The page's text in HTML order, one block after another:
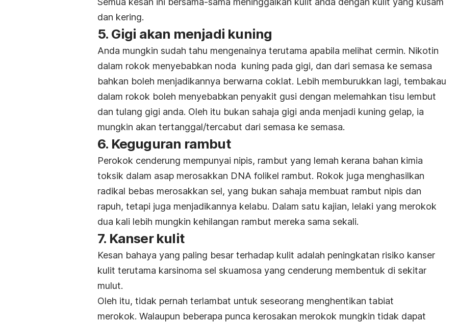
dan kering.
5. Gigi akan menjadi kuning
Anda mungkin sudah tahu mengenainya terutama apabila melihat cermin. Nikotin
dalam rokok menyebabkan noda kuning pada gigi, dan dari semasa ke semasa
bahkan boleh menjadikannya berwarna coklat. Lebih memburukkan lagi, tembakau
dalam rokok boleh menyebabkan penyakit gusi dengan melemahkan tisu lembut
dan tulang gigi anda. Oleh itu bukan sahaja gigi anda menjadi kuning gelap, ia
mungkin akan tertanggal/tercabut dari semasa ke semasa.
6. Keguguran rambut
Perokok cenderung mempunyai nipis, rambut yang lemah kerana bahan kimia
toksik dalam asap merosakkan DNA folikel rambut. Rokok juga menghasilkan
radikal bebas merosakkan sel, yang bukan sahaja membuat rambut nipis dan
rapuh, tetapi juga menjadikannya kelabu. Dalam satu kajian, lelaki yang merokok
dua kali lebih mungkin kehilangan rambut mereka sama sekali.
7. Kanser kulit
Kesan bahaya yang paling besar terhadap kulit adalah peningkatan risiko kanser
kulit terutama karsinoma sel skuamosa yang cenderung membentuk di sekitar
mulut.
Oleh itu, tidak pernah terlambat untuk seseorang menghentikan tabiat
merokok. Walaupun beberapa punca kerosakan merokok mungkin tidak dapat